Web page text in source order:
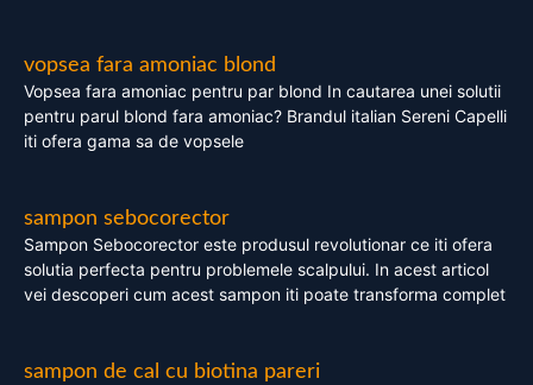
vopsea fara amoniac blond
Vopsea fara amoniac pentru par blond In cautarea unei solutii
pentru parul blond fara amoniac? Brandul italian Sereni Capelli
iti ofera gama sa de vopsele
sampon sebocorector
Sampon Sebocorector este produsul revolutionar ce iti ofera
solutia perfecta pentru problemele scalpului. In acest articol
vei descoperi cum acest sampon iti poate transforma complet
sampon de cal cu biotina pareri